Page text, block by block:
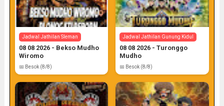
Jadwal Jathilan Sleman
08 08 2026 - Bekso Mudho
Wiromo
📅 Besok (8/8)
Jadwal Jathilan Gunung Kidul
08 08 2026 - Turonggo
Mudho
📅 Besok (8/8)